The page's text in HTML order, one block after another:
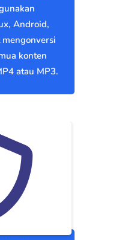
Android,
konten
atau MP3.